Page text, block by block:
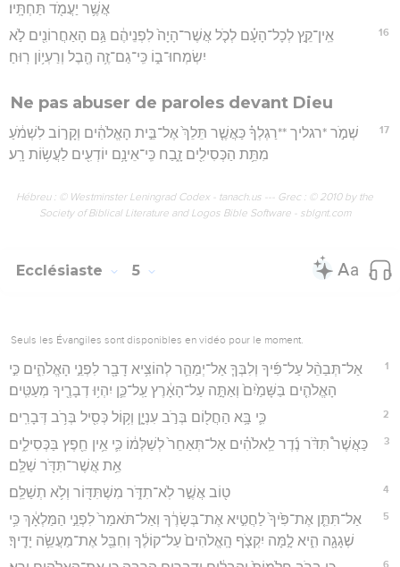
אֲשֶׁ֥ר יַעֲמֹ֖ד תַּחְתָּֽיו׃
16
אֵֽין־קֵ֣ץ לְכָל־הָעָ֗ם לְכֹ֤ל אֲשֶׁר־הָיָה֙ לִפְנֵיהֶ֔ם גַּ֥ם הָאַחֲרוֹנִ֖ים לֹ֣א
יִשְׂמְחוּ־ב֑וֹ כִּֽי־גַם־זֶ֥ה הֶ֖בֶל וְרַעְי֥וֹן רֽוּחַ׃
Ne pas abuser de paroles devant Dieu
17
שְׁמֹ֣ר *רגליך **רַגְלְךָ֗ כַּאֲשֶׁ֤ר תֵּלֵךְ֙ אֶל־בֵּ֣ית הָאֱלֹהִ֔ים וְקָר֣וֹב לִשְׁמֹ֔עַ
מִתֵּ֥ת הַכְּסִילִ֖ים זָ֑בַח כִּֽי־אֵינָ֥ם יוֹדְעִ֖ים לַעֲשׂ֥וֹת רָֽע׃
Hébreu : © Westminster Leningrad Codex - tanach.us --- Grec : © 2010 by the
Society of Biblical Literature and Logos Bible Software - sblgnt.com
Ecclésiaste 5
Seuls les Évangiles sont disponibles en vidéo pour le moment.
1
אַל־תְּבַהֵ֨ל עַל־פִּ֜יךָ וְלִבְּךָ֧ אַל־יְמַהֵ֛ר לְהוֹצִ֥יא דָבָ֖ר לִפְנֵ֣י הָאֱלֹהִ֑ים כִּ֣י
הָאֱלֹהִ֤ים בַּשָּׁמַ֙יִם֙ וְאַתָּ֣ה עַל־הָאָ֔רֶץ עַֽל־כֵּ֛ן יִהְי֥וּ דְבָרֶ֖יךָ מְעַטִּֽים׃
2 כִּ֛י בָּ֥א הַחֲל֖וֹם בְּרֹ֣ב עִנְיָ֑ן וְק֥וֹל כְּסִ֖יל בְּרֹ֥ב דְּבָרִֽים׃
3
כַּאֲשֶׁר֩ תִּדֹּ֨ר נֶ֜דֶר לֵֽאלֹהִ֗ים אַל־תְּאַחֵר֙ לְשַׁלְּמ֔וֹ כִּ֛י אֵ֥ין חֵ֖פֶץ בַּכְּסִילִ֑ים
אֵ֥ת אֲשֶׁר־תִּדֹּ֖ר שַׁלֵּֽם׃
4 ט֖וֹב אֲשֶׁ֣ר לֹֽא־תִדֹּ֑ר מִשֶׁתִּדּ֖וֹר וְלֹ֥א תְשַׁלֵּֽם׃
5
אַל־תִּתֵּ֤ן אֶת־פִּ֙יךָ֙ לַחֲטִ֣יא אֶת־בְּשָׂרֶ֔ךָ וְאַל־תֹּאמַר֙ לִפְנֵ֣י הַמַּלְאָ֔ךְ כִּ֥י
שְׁגָגָ֖ה הִ֑יא לָ֣מָּה יִקְצֹ֤ף הָֽאֱלֹהִים֙ עַל־קוֹלֶ֔ךָ וְחִבֵּ֖ל אֶת־מַעֲשֵׂ֥ה יָדֶֽיךָ׃
6